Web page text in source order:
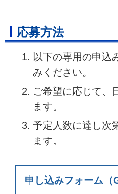
応募方法
以下の専用の申込
みください。
ご希望に応じて、
ます。
予定人数に達し次
ます。
申し込みフォーム（